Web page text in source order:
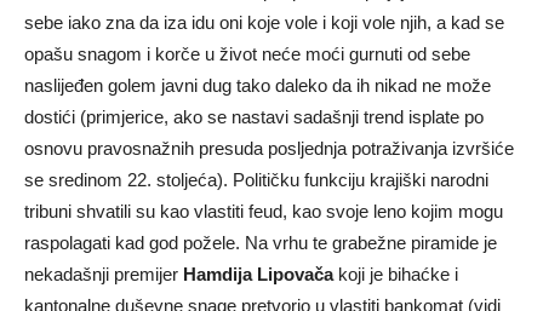
sebe iako zna da iza idu oni koje vole i koji vole njih, a kad se
opašu snagom i korče u život neće moći gurnuti od sebe
naslijeđen golem javni dug tako daleko da ih nikad ne može
dostići (primjerice, ako se nastavi sadašnji trend isplate po
osnovu pravosnažnih presuda posljednja potraživanja izvršiće
se sredinom 22. stoljeća). Političku funkciju krajiški narodni
tribuni shvatili su kao vlastiti feud, kao svoje leno kojim mogu
raspolagati kad god požele. Na vrhu te grabežne piramide je
nekadašnji premijer Hamdija Lipovačakoji je bihaćke i
kantonalne duševne snage pretvorio u vlastiti bankomat (vidi